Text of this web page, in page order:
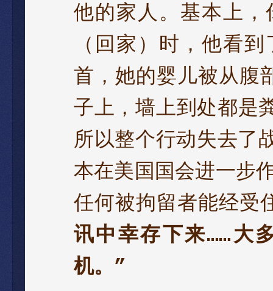
他的家人。基本上 ，
（ 回家 ） 时 ， 他看到
首 ， 她的婴儿被从腹
子 上 ，墙上到处都是
所以整个行动失去了
本在美国国会进一步
任何被拘留者能经受
讯中幸存下来……大
机。 ”